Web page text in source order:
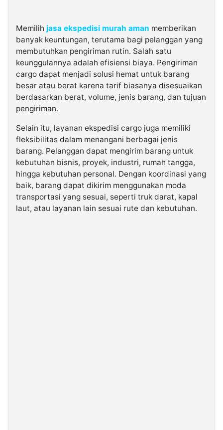
Memilih jasa ekspedisi murah aman memberikan
banyak keuntungan, terutama bagi pelanggan yang
membutuhkan pengiriman rutin. Salah satu
keunggulannya adalah efisiensi biaya. Pengiriman
cargo dapat menjadi solusi hemat untuk barang
besar atau berat karena tarif biasanya disesuaikan
berdasarkan berat, volume, jenis barang, dan tujuan
pengiriman.
Selain itu, layanan ekspedisi cargo juga memiliki
fleksibilitas dalam menangani berbagai jenis
barang. Pelanggan dapat mengirim barang untuk
kebutuhan bisnis, proyek, industri, rumah tangga,
hingga kebutuhan personal. Dengan koordinasi yang
baik, barang dapat dikirim menggunakan moda
transportasi yang sesuai, seperti truk darat, kapal
laut, atau layanan lain sesuai rute dan kebutuhan.